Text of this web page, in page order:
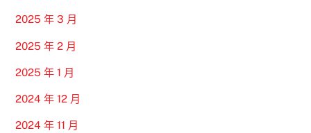
2025 年 3 月
2025 年 2 月
2025 年 1 月
2024 年 12 月
2024 年 11 月